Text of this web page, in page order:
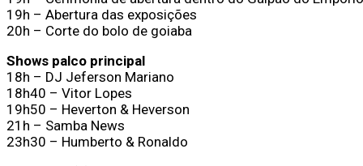
19h – Abertura das exposições
20h – Corte do bolo de goiaba
Shows palco principal
18h – DJ Jeferson Mariano
18h40 – Vitor Lopes
19h50 – Heverton & Heverson
21h – Samba News
23h30 – Humberto & Ronaldo